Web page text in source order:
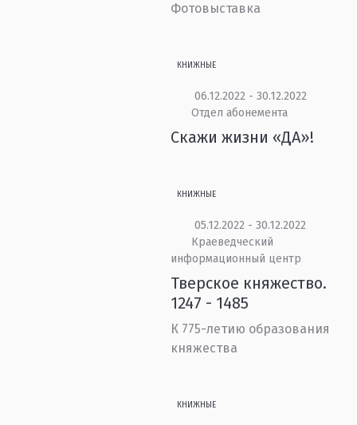
Фотовыставка
КНИЖНЫЕ
06.12.2022 - 30.12.2022
Отдел абонемента
Скажи жизни «ДА»!
КНИЖНЫЕ
05.12.2022 - 30.12.2022
Краеведческий
информационный центр
Тверское княжество.
1247 - 1485
К 775-летию образования
княжества
КНИЖНЫЕ